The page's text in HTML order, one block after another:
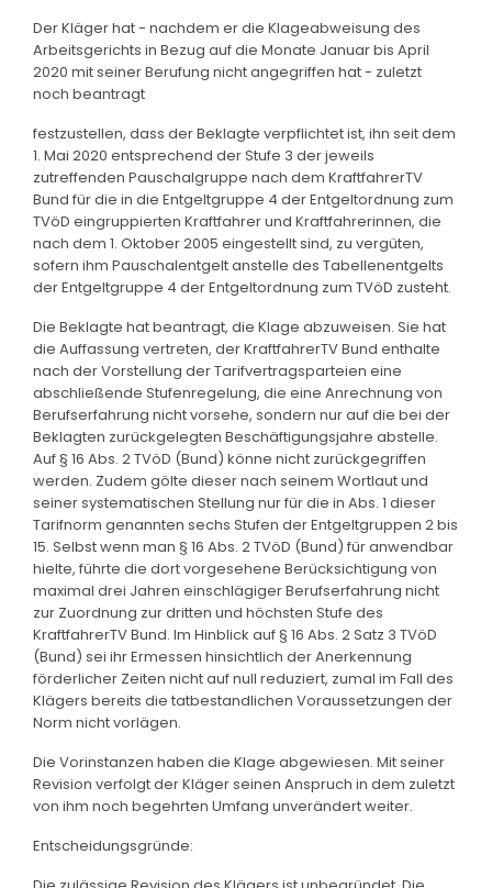
Der Kläger hat - nachdem er die Klageabweisung des
Arbeitsgerichts in Bezug auf die Monate Januar bis April
2020 mit seiner Berufung nicht angegriffen hat - zuletzt
noch beantragt
festzustellen, dass der Beklagte verpflichtet ist, ihn seit dem
1. Mai 2020 entsprechend der Stufe 3 der jeweils
zutreffenden Pauschalgruppe nach dem KraftfahrerTV
Bund für die in die Entgeltgruppe 4 der Entgeltordnung zum
TVöD eingruppierten Kraftfahrer und Kraftfahrerinnen, die
nach dem 1. Oktober 2005 eingestellt sind, zu vergüten,
sofern ihm Pauschalentgelt anstelle des Tabellenentgelts
der Entgeltgruppe 4 der Entgeltordnung zum TVöD zusteht.
Die Beklagte hat beantragt, die Klage abzuweisen. Sie hat
die Auffassung vertreten, der KraftfahrerTV Bund enthalte
nach der Vorstellung der Tarifvertragsparteien eine
abschließende Stufenregelung, die eine Anrechnung von
Berufserfahrung nicht vorsehe, sondern nur auf die bei der
Beklagten zurückgelegten Beschäftigungsjahre abstelle.
Auf § 16 Abs. 2 TVöD (Bund) könne nicht zurückgegriffen
werden. Zudem gölte dieser nach seinem Wortlaut und
seiner systematischen Stellung nur für die in Abs. 1 dieser
Tarifnorm genannten sechs Stufen der Entgeltgruppen 2 bis
15. Selbst wenn man § 16 Abs. 2 TVöD (Bund) für anwendbar
hielte, führte die dort vorgesehene Berücksichtigung von
maximal drei Jahren einschlägiger Berufserfahrung nicht
zur Zuordnung zur dritten und höchsten Stufe des
KraftfahrerTV Bund. Im Hinblick auf § 16 Abs. 2 Satz 3 TVöD
(Bund) sei ihr Ermessen hinsichtlich der Anerkennung
förderlicher Zeiten nicht auf null reduziert, zumal im Fall des
Klägers bereits die tatbestandlichen Voraussetzungen der
Norm nicht vorlägen.
Die Vorinstanzen haben die Klage abgewiesen. Mit seiner
Revision verfolgt der Kläger seinen Anspruch in dem zuletzt
von ihm noch begehrten Umfang unverändert weiter.
Entscheidungsgründe: